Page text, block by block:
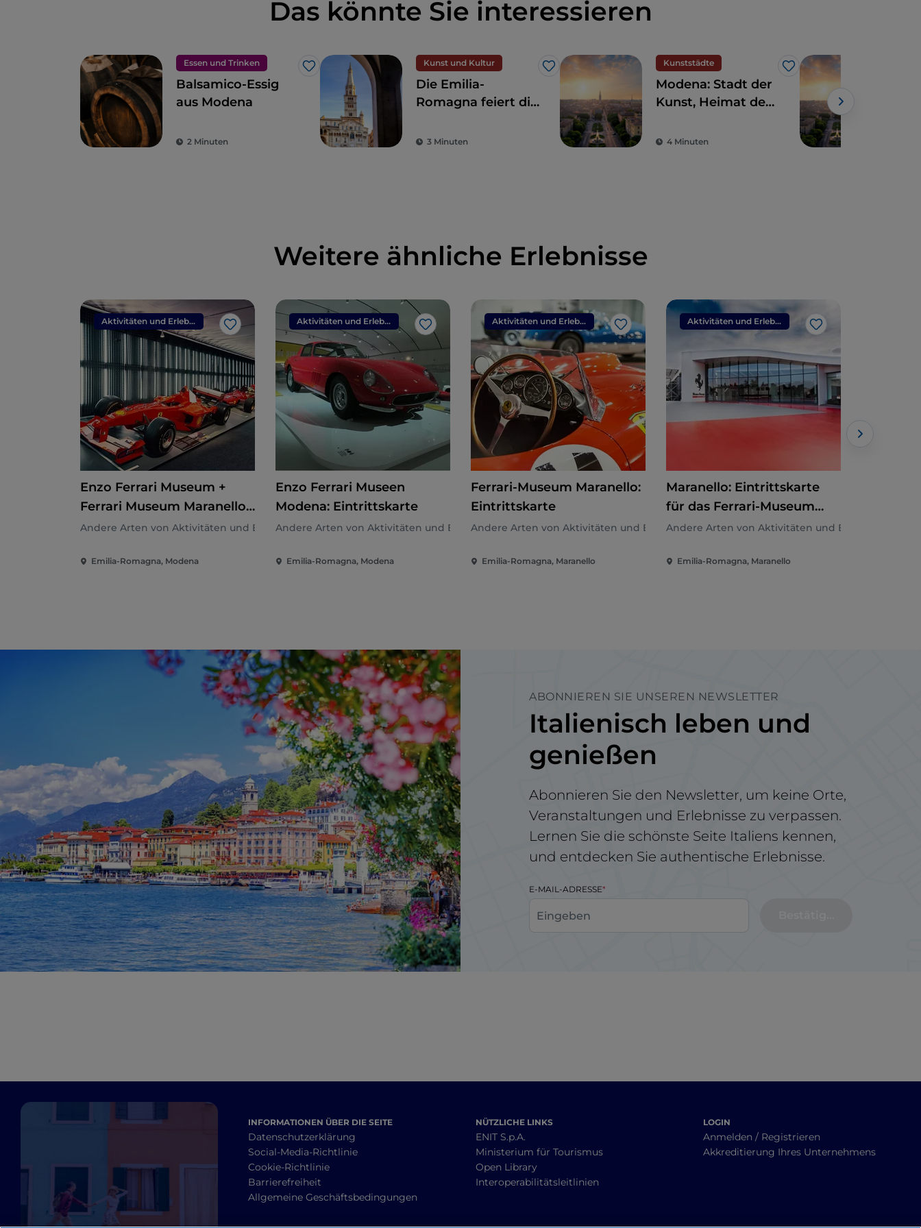
Das könnte Sie interessieren
Essen und Trinken
Like
Balsamico-Essig
aus Modena
2 Minuten
Kunst und Kultur
Like
Die Emilia-
Romagna feiert die
Luigi Ghirri:
3 Minuten
Kunststädte
Like
Modena: Stadt der
Kunst, Heimat der
Geschmacks
4 Minuten
Weitere ähnliche Erlebnisse
Aktivitäten und Erlebnisse
Like
Enzo Ferrari Museum +
Ferrari Museum Maranello
+ F1 Simulator
Andere Arten von Aktivitäten und Erlebnissen
Emilia-Romagna, Modena
Aktivitäten und Erlebnisse
Like
Enzo Ferrari Museen
Modena: Eintrittskarte
Andere Arten von Aktivitäten und Erlebnissen
Emilia-Romagna, Modena
Aktivitäten und Erlebnisse
Like
Ferrari-Museum Maranello:
Eintrittskarte
Andere Arten von Aktivitäten und Erlebnissen
Emilia-Romagna, Maranello
Aktivitäten und Erlebnisse
Like
Maranello: Eintrittskarte
für das Ferrari-Museum
(Skip The Line) + F1-
Andere Arten von Aktivitäten und Erlebnissen
Emilia-Romagna, Maranello
ABONNIEREN SIE UNSEREN NEWSLETTER
Italienisch leben und
genießen
Abonnieren Sie den Newsletter, um keine Orte,
Veranstaltungen und Erlebnisse zu verpassen.
Lernen Sie die schönste Seite Italiens kennen,
und entdecken Sie authentische Erlebnisse.
E-MAIL-ADRESSE
INFORMATIONEN ÜBER DIE SEITE
Datenschutzerklärung
Social-Media-Richtlinie
Cookie-Richtlinie
Barrierefreiheit
Allgemeine Geschäftsbedingungen
NÜTZLICHE LINKS
ENIT S.p.A.
Ministerium für Tourismus
Open Library
Interoperabilitätsleitlinien
LOGIN
Anmelden / Registrieren
Akkreditierung Ihres Unternehmens